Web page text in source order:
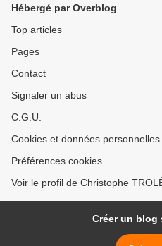
Hébergé par Overblog
Top articles
Pages
Contact
Signaler un abus
C.G.U.
Cookies et données personnelles
Préférences cookies
Voir le profil de Christophe
Créer un blog